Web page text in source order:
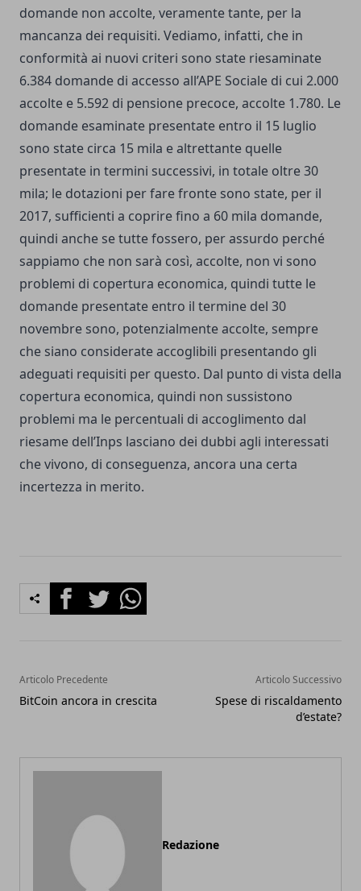
domande non accolte, veramente tante, per la
mancanza dei requisiti. Vediamo, infatti, che in
conformità ai nuovi criteri sono state riesaminate
6.384 domande di accesso all’APE Sociale di cui 2.000
accolte e 5.592 di pensione precoce, accolte 1.780. Le
domande esaminate presentate entro il 15 luglio
sono state circa 15 mila e altrettante quelle
presentate in termini successivi, in totale oltre 30
mila; le dotazioni per fare fronte sono state, per il
2017, sufficienti a coprire fino a 60 mila domande,
quindi anche se tutte fossero, per assurdo perché
sappiamo che non sarà così, accolte, non vi sono
problemi di copertura economica, quindi tutte le
domande presentate entro il termine del 30
novembre sono, potenzialmente accolte, sempre
che siano considerate accoglibili presentando gli
adeguati requisiti per questo. Dal punto di vista della
copertura economica, quindi non sussistono
problemi ma le percentuali di accoglimento dal
riesame dell’Inps lasciano dei dubbi agli interessati
che vivono, di conseguenza, ancora una certa
incertezza in merito.
FacebookTwitterWhatsapp
Articolo Precedente
BitCoin ancora in crescita
Articolo Successivo
Spese di riscaldamento
d’estate?
Redazione